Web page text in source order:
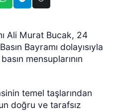
Ali Murat Bucak, 24
Bayramı dolayısıyla
mensuplarının
temel taşlarından
doğru ve tarafsız